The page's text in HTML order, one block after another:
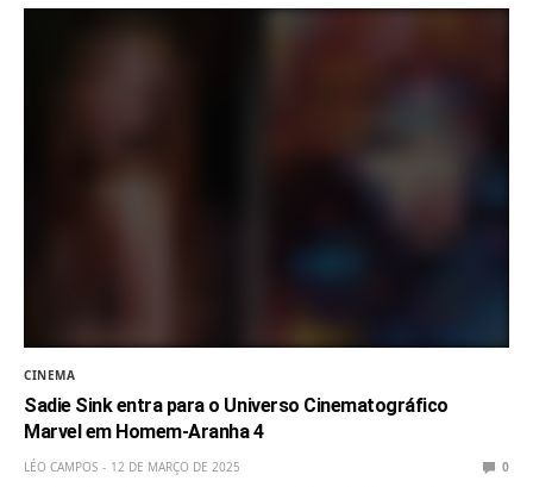
CINEMA
Sadie Sink entra para o Universo Cinematográfico
Marvel em Homem-Aranha 4
LÉO CAMPOS 12 DE MARÇO DE 2025 0